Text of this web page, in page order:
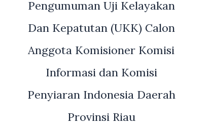
Pengumuman Uji Kelayakan
Dan Kepatutan (UKK) Calon
Anggota Komisioner Komisi
Informasi dan Komisi
Penyiaran Indonesia Daerah
Provinsi Riau